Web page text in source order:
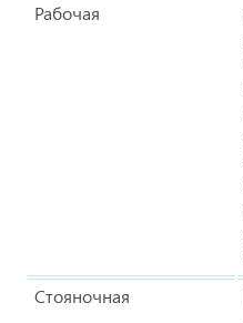
Рабочая
Стояночная